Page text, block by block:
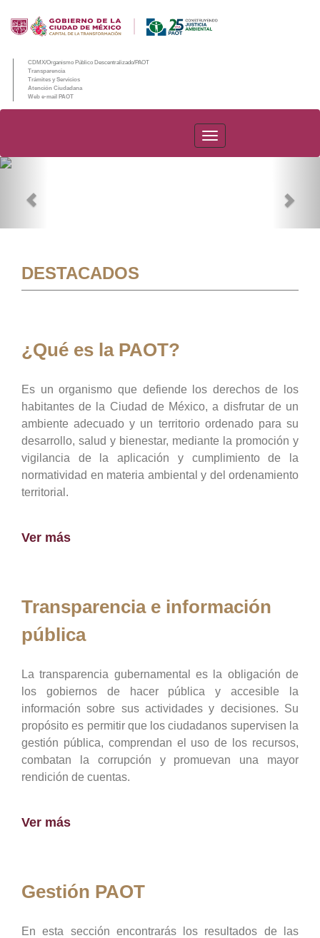
CDMX/Organismo Público Descentralizado/PAOT
Transparencia
Trámites y Servicios
Atención Ciudadana
Web e-mail PAOT
PAOT
DESTACADOS
¿Qué es la PAOT?
Es un organismo que defiende los derechos de los
habitantes de la Ciudad de México, a disfrutar de un
ambiente adecuado y un territorio ordenado para su
desarrollo, salud y bienestar, mediante la promoción y
vigilancia de la aplicación y cumplimiento de la
normatividad en materia ambiental y del ordenamiento
territorial.
Ver más
Transparencia e información
pública
La transparencia gubernamental es la obligación de
los gobiernos de hacer pública y accesible la
información sobre sus actividades y decisiones. Su
propósito es permitir que los ciudadanos supervisen la
gestión pública, comprendan el uso de los recursos,
combatan la corrupción y promuevan una mayor
rendición de cuentas.
Ver más
Gestión PAOT
En esta sección encontrarás los resultados de las